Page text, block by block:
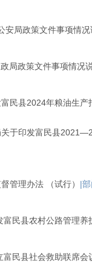
安局政策文件事项情况
局政策文件事项情况
民县2024年粮油生产
于印发富民县
管理办法 （试行） |
民县农村公路管理养
民县社会救助联席会